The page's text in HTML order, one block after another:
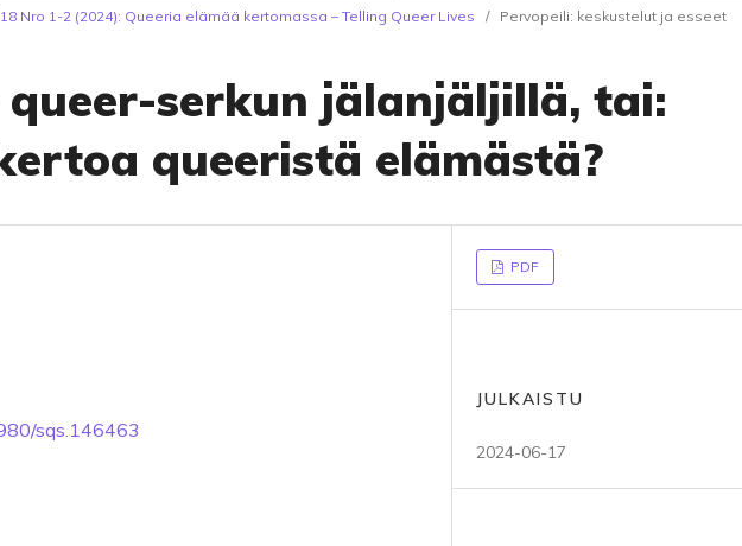
Nro 1-2 (2024): Queeria elämää kertomassa – Telling Queer Lives / Pervopeili: keskustelut ja esseet
queer-serkun jälanjäljillä, tai:
queeristä elämästä?
sqs.146463
PDF
JULKAISTU
2024-06-17